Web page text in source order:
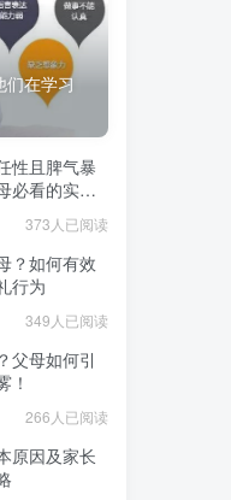
们在学习
性且脾气暴
必看的实用
373人已阅读
？如何有效
行为
349人已阅读
父母如何引
！
266人已阅读
原因及家长